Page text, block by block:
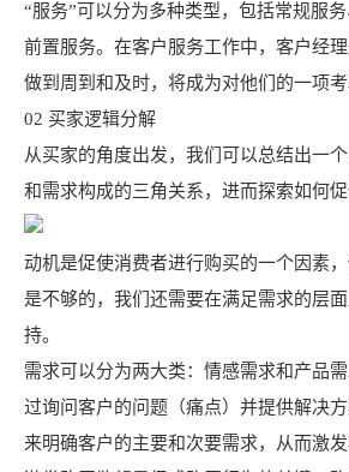
“服务”可以分为多种类型，包括常规服
前置服务。在客户服务工作中，客户经理
做到周到和及时，将成为对他们的一项考
02 买家逻辑分解
从买家的角度出发，我们可以总结出一
和需求构成的三角关系，进而探索如何促
动机是促使消费者进行购买的一个因素
是不够的，我们还需要在满足需求的层
持。
需求可以分为两大类：情感需求和产品
过询问客户的问题（痛点）并提供解决方
来明确客户的主要和次要需求，从而激发